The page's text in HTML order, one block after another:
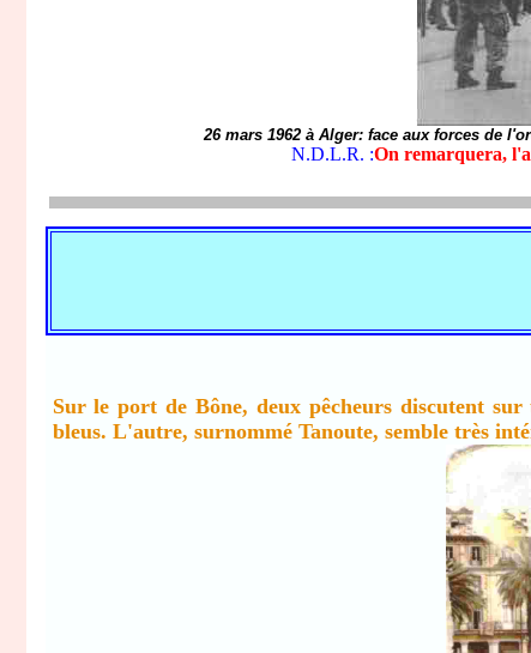
26 mars 1962 à Alger: face aux forces de
N.D.L.R. :On remarquera,
Sur le port de Bône, deux pêcheurs discutent
bleus. L'autre, surnommé Tanoute, semble très